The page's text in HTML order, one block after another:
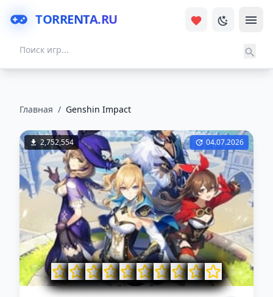
TORRENTA.RU
Главная / Genshin Impact
2,752,554 04.07.2026